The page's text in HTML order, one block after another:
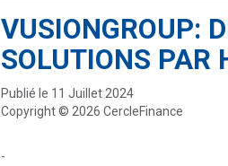
VUSIONGROUP:
SOLUTIONS PAR
Publié le 11 Juillet 2024
Copyright © 2026 CercleFinance
-